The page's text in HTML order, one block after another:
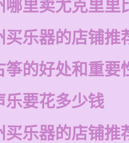
哪里卖尤克里里
买乐器的店铺推
筝的好处和重要
乐要花多少钱
买乐器的店铺推